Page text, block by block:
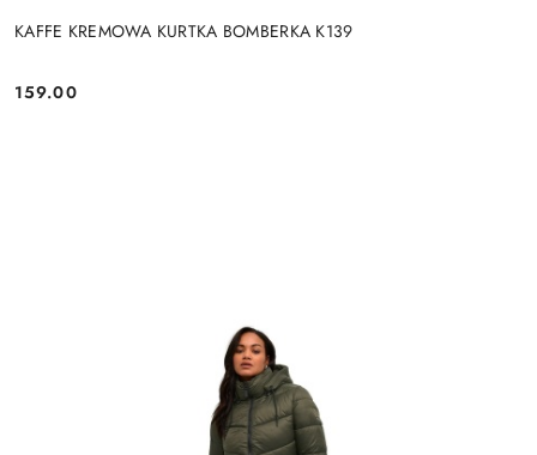
KAFFE KREMOWA KURTKA BOMBERKA K139
Cena:
159.00